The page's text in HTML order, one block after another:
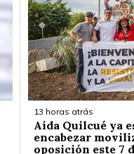
13 horas atrás
Aída Quilcué ya
encabezar
oposición este 7